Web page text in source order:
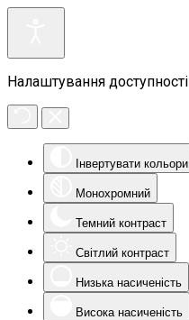
Налаштування доступності
Інвертувати кольори
Монохромний
Темний контраст
Світлий контраст
Низька насиченість
Висока насиченість